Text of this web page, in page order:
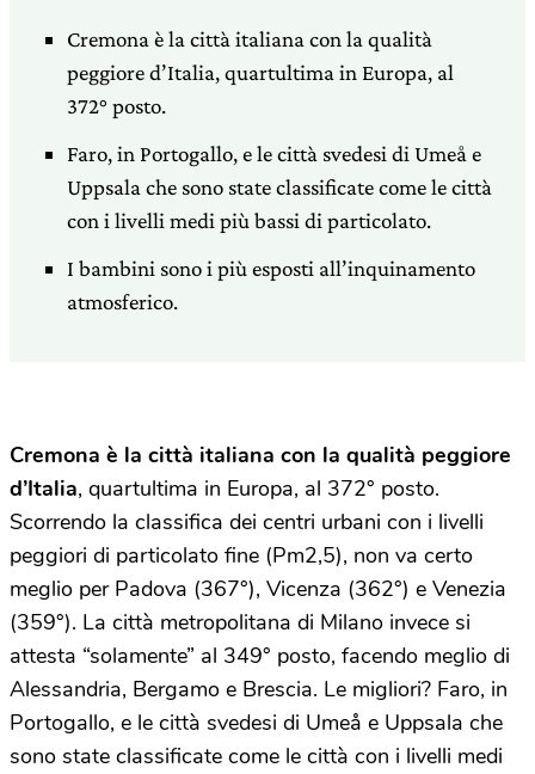
Cremona è la città italiana con la qualità
peggiore d’Italia, quartultima in Europa, al
372° posto.
Faro, in Portogallo, e le città svedesi di Umeå e
Uppsala che sono state classificate come le città
con i livelli medi più bassi di particolato.
I bambini sono i più esposti all’inquinamento
atmosferico.
Cremona è la città italiana con la qualità peggiore
d’Italia, quartultima in Europa, al 372° posto.
Scorrendo la classifica dei centri urbani con i livelli
peggiori di particolato fine (Pm2,5), non va certo
meglio per Padova (367°), Vicenza (362°) e Venezia
(359°). La città metropolitana di Milano invece si
attesta “solamente” al 349° posto, facendo meglio di
Alessandria, Bergamo e Brescia. Le migliori? Faro, in
Portogallo, e le città svedesi di Umeå e Uppsala che
sono state classificate come le città con i livelli medi